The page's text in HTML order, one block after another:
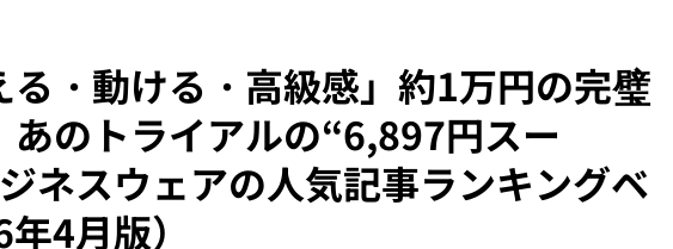
る・動ける・高級感」約1万円の完璧
あのトライアルの“6,897円スー
ネスウェアの人気記事ランキングベ
4月版）